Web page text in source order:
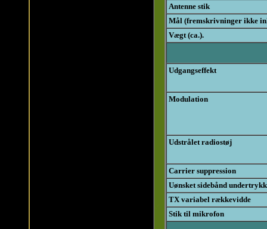
Antenne stik
Mål (fremskrivninger ikke
Vægt (ca.).
Udgangseffekt
Modulation
Udstrålet radiostøj
Carrier suppression
Uønsket sidebånd
TX variabel rækkevidde
Stik til mikrofon